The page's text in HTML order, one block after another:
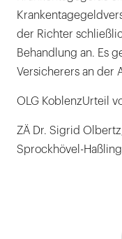
der Richter
Behandlung an. Es
Versicherers an der
OLG KoblenzUrteil
ZÄ Dr. Sigrid
Sprockhövel-